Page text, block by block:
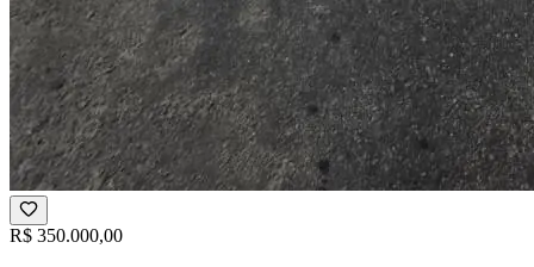
R$ 350.000,00